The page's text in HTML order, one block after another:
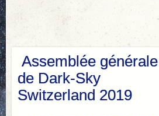
Assemblée générale
de Dark-Sky
Switzerland 2019